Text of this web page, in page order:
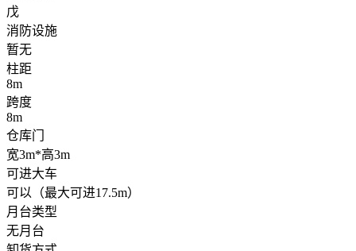
戊
消防设施
暂无
柱距
8m
跨度
8m
仓库门
宽3m*高3m
可进大车
可以（最大可进17.5m）
月台类型
无月台